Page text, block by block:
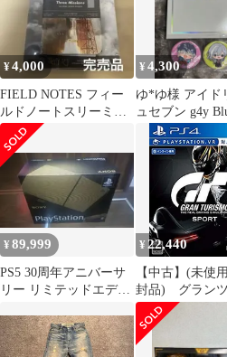
¥4,000
FIELD NOTES フィー
ルドノートスリーミッ
ションズ
¥4,300
ゆ*ゆ様 アイド
ュセブン g4y
¥89,999
PS5 30周年アニバーサ
リー リミテッドエディ
新品
¥22,440
【中古】(未使
封品) グラン
モSPORT リミ
ディション 【早
特典】ボーナス